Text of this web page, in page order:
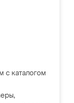
с каталогом